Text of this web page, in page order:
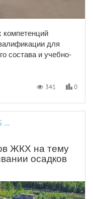
для
состава и учебно-
341 0
MGIMO SCHOOL OF BUSINESS AND INTERNATIONAL PROFICIENCY
ЖКХ на тему
осадков